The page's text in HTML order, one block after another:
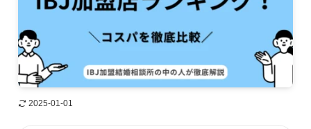
2025-01-01